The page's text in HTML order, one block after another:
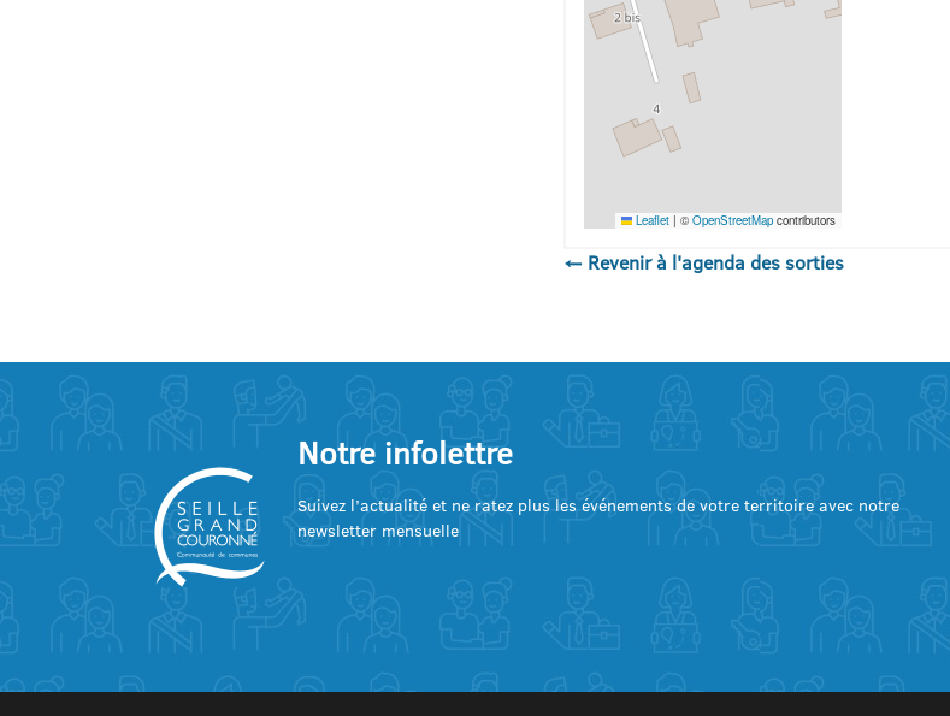
Leaflet | ©OpenStreetMap contributors
← Revenir à l'agenda des sorties
Notre infolettre
Suivez l’actualité et ne ratez plus les événements de votre territoire avec notre
newsletter mensuelle